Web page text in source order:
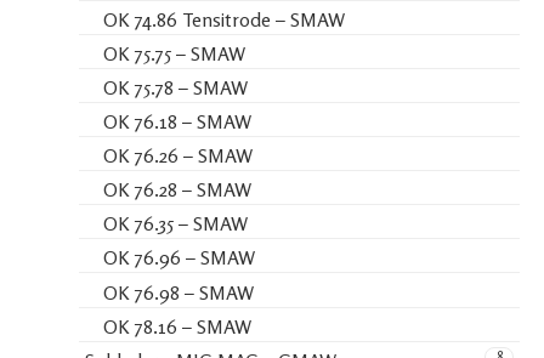
OK 74.86 Tensitrode – SMAW
OK 75.75 – SMAW
OK 75.78 – SMAW
OK 76.18 – SMAW
OK 76.26 – SMAW
OK 76.28 – SMAW
OK 76.35 – SMAW
OK 76.96 – SMAW
OK 76.98 – SMAW
OK 78.16 – SMAW